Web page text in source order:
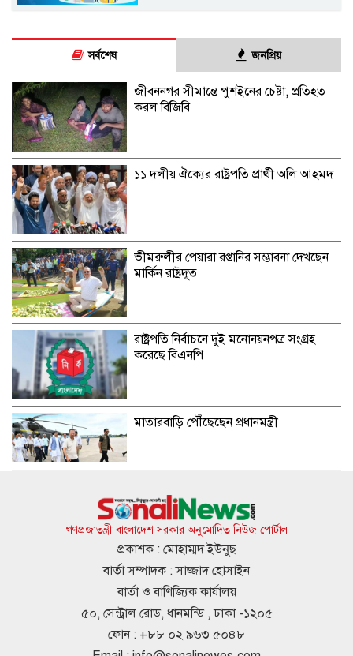
সর্বশেষ জনপ্রিয়
জীবননগর সীমান্তে পুশইনের চেষ্টা, প্রতিহত
করল বিজিবি
১১ দলীয় ঐক্যের রাষ্ট্রপতি প্রার্থী অলি আহমদ
ভীমরুলীর পেয়ারা রপ্তানির সম্ভাবনা দেখছেন
মার্কিন রাষ্ট্রদূত
রাষ্ট্রপতি নির্বাচনে দুই মনোনয়নপত্র সংগ্রহ
করেছে বিএনপি
মাতারবাড়ি পৌঁছেছেন প্রধানমন্ত্রী
ব্যক্তি বিনিয়োগ কমেছে ট্রেজারি বিল-বন্ডে
এসএসসির ফল প্রকাশ আগামীকাল, যেভাবে
সবার ফল পাবেন
গণপ্রজাতন্ত্রী বাংলাদেশ সরকার অনুমোদিত নিউজ পোর্টাল
প্রকাশক : মোহাম্মদ ইউনুছ
বার্তা সম্পাদক : সাজ্জাদ হোসাইন
বার্তা ও বাণিজ্যিক কার্যালয়
৫০, সেন্ট্রাল রোড, ধানমন্ডি , ঢাকা -১২০৫
ফোন : +৮৮ ০২ ৯৬৩ ৫০৪৮